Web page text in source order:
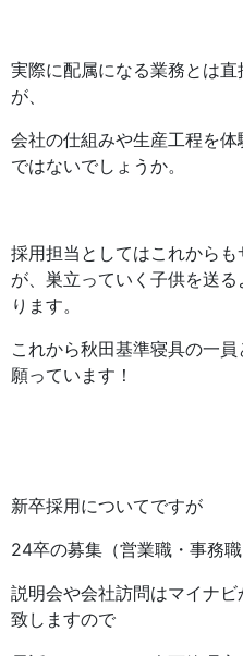
実際に配属になる業務とは
が、
会社の仕組みや生産工程を
ではないでしょうか。
採用担当としてはこれから
が、巣立っていく子供を送
ります。
これから秋田基準寝具の一
願っています！
新卒採用についてですが
24卒の募集（営業職・事務
説明会や会社訪問はマイナ
致しますので